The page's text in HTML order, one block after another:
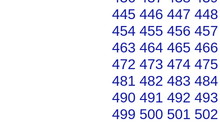
445 446 447 448
454 455 456 457
463 464 465 466
472 473 474 475
481 482 483 484
490 491 492 493
499 500 501 502